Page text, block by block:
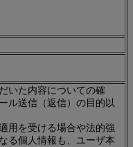
いた内容についての確
ル送信（返信）の目的以
用を受ける場合や法的強
る個人情報も、ユーザ本